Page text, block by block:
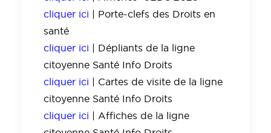
cliquer ici | Porte-clefs des Droits en
santé
cliquer ici | Dépliants de la ligne
citoyenne Santé Info Droits
cliquer ici | Cartes de visite de la ligne
citoyenne Santé Info Droits
cliquer ici | Affiches de la ligne